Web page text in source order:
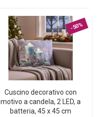
-50%
Cuscino decorativo con
motivo a candela, 2 LED, a
batteria, 45 x 45 cm